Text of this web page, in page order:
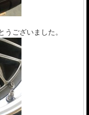
うございました。